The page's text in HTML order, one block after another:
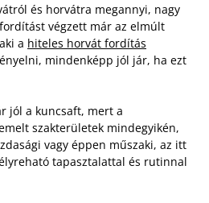
és horvátra megannyi, nagy
végzett már az elmúlt
a hiteles horvát fordítás
mindenképp jól jár, ha ezt
jól a kuncsaft, mert a
szakterületek mindegyikén,
vagy éppen műszaki, az itt
tapasztalattal és rutinnal